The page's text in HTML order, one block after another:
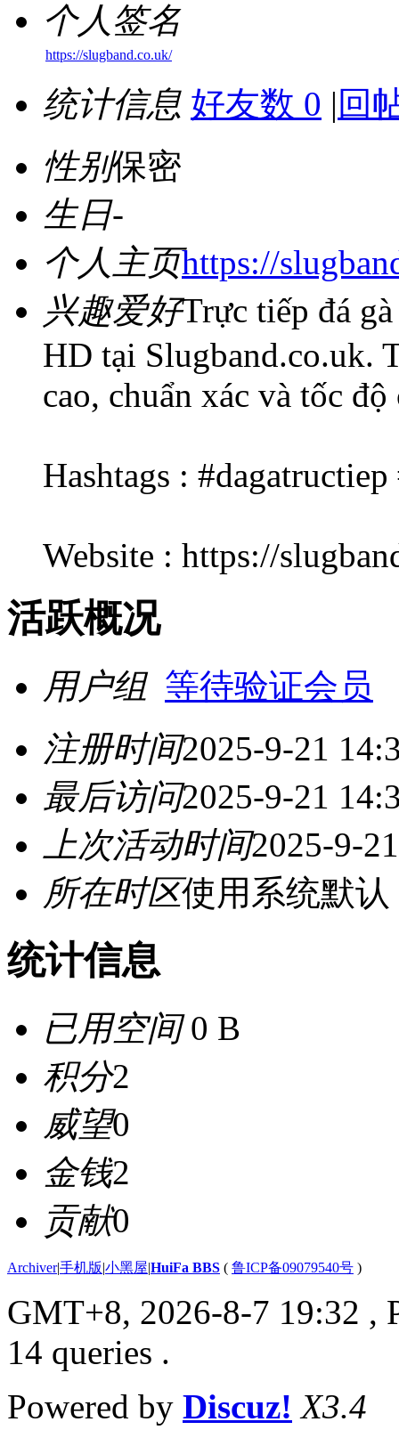
个人签名
https://slugband.co.uk/
统计信息 好友数 0 | 回
性别保密
生日-
个人主页https://
兴趣爱好Trực tiếp đá
HD tại Slugband.co.uk.
cao, chuẩn xác và tốc
Hashtags :
Website : https://
活跃概况
用户组 等待验证会员
注册时间2025-9-21
最后访问2025-9-21
上次活动时间2025-9-
所在时区使用系统默认
统计信息
已用空间0 B
积分2
威望0
金钱2
贡献0
Archiver|手机版|小黑屋|HuiFa BBS ( 鲁ICP备09079540号 )
GMT+8, 2026-8-7 19:32 ,
14 queries .
Powered by Discuz! X3.4